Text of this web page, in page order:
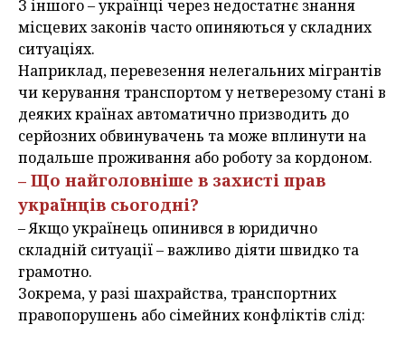
З іншого – українці через недостатнє знання
місцевих законів часто опиняються у складних
ситуаціях.
Наприклад, перевезення нелегальних мігрантів
чи керування транспортом у нетверезому стані в
деяких країнах автоматично призводить до
серйозних обвинувачень та може вплинути на
подальше проживання або роботу за кордоном.
– Що найголовніше в захисті прав
українців сьогодні?
– Якщо українець опинився в юридично
складній ситуації – важливо діяти швидко та
грамотно.
Зокрема, у разі шахрайства, транспортних
правопорушень або сімейних конфліктів слід: